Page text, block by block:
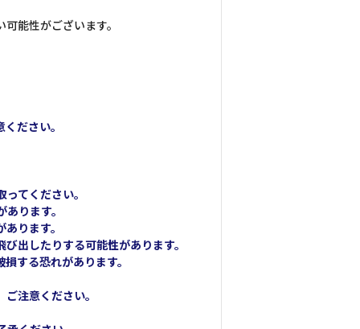
能性がございます。
ださい。
てください。
ります。
ります。
出したりする可能性があります。
する恐れがあります。
注意ください。